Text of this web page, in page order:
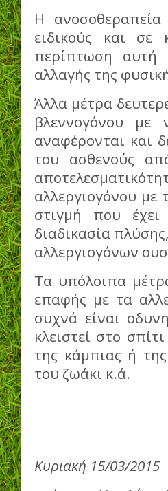
Η
ειδικούς και
περίπτωση αυτή
αλλαγής της
Άλλα μέτρα
βλεννογόνου
αναφέρονται και
του ασθενούς
αλλεργιογόνου με
στιγμή που
διαδικασία
αλλεργιογόνων
Τα υπόλοιπα
επαφής με τα
συχνά είναι
κλειστεί στο
της κάμπιας ή
του ζωάκι κ.ά.
Κυριακή 15/03/2015